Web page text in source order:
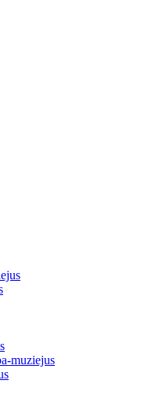
muziejus